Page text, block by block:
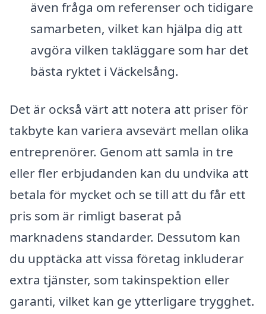
även fråga om referenser och tidigare
samarbeten, vilket kan hjälpa dig att
avgöra vilken takläggare som har det
bästa ryktet i Väckelsång.
Det är också värt att notera att priser för
takbyte kan variera avsevärt mellan olika
entreprenörer. Genom att samla in tre
eller fler erbjudanden kan du undvika att
betala för mycket och se till att du får ett
pris som är rimligt baserat på
marknadens standarder. Dessutom kan
du upptäcka att vissa företag inkluderar
extra tjänster, som takinspektion eller
garanti, vilket kan ge ytterligare trygghet.